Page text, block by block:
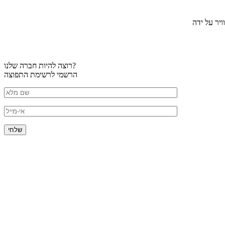
על ידה
רוצה להיות חברה שלנו?
הרשמי לרשימת התפוצה